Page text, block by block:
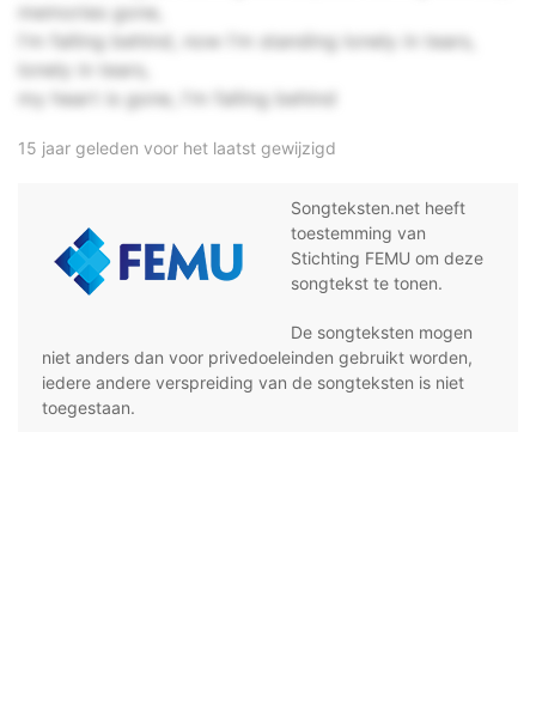
memories gone,
I'm falling behind, now I'm standing lonely in tears,
lonely in tears,
my heart is gone, I'm falling behind
15 jaar geleden voor het laatst gewijzigd
Songteksten.net heeft
toestemming van
Stichting FEMU om deze
songtekst te tonen.
De songteksten mogen
niet anders dan voor privedoeleinden gebruikt worden,
iedere andere verspreiding van de songteksten is niet
toegestaan.